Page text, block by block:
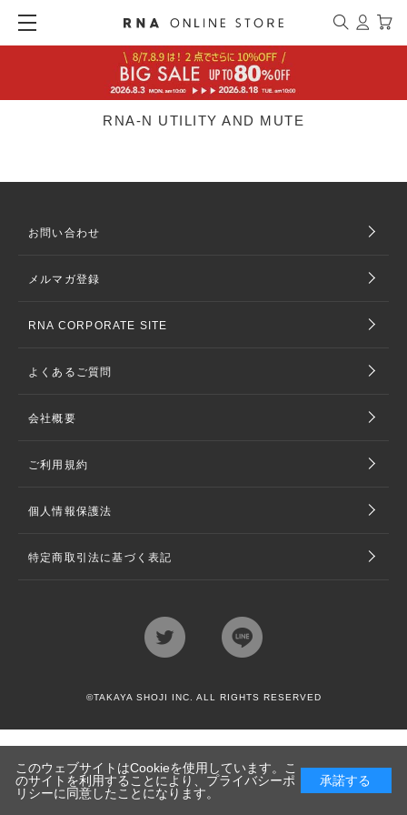
RNA-N UTILITY AND MUTE
お問い合わせ
メルマガ登録
RNA CORPORATE SITE
よくあるご質問
会社概要
ご利用規約
個人情報保護法
特定商取引法に基づく表記
©TAKAYA SHOJI INC. ALL RIGHTS RESERVED
このウェブサイトはCookieを使用しています。こ
のサイトを利用することにより、 プライバシーポ
リシーに同意したことになります。
承諾する